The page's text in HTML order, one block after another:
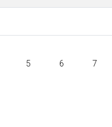
5 6 7